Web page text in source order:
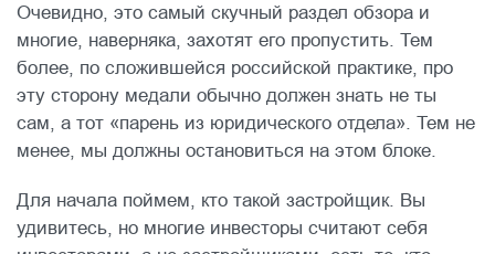
Очевидно, это самый скучный раздел обзора и
многие, наверняка, захотят его пропустить. Тем
более, по сложившейся российской практике, про
эту сторону медали обычно должен знать не ты
сам, а тот «парень из юридического отдела». Тем не
менее, мы должны остановиться на этом блоке.
Для начала поймем, кто такой застройщик. Вы
удивитесь, но многие инвесторы считают себя